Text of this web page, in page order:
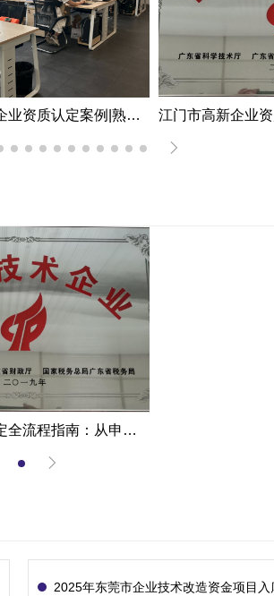
深圳市高新技术企业资质认定案例|熟练掌握国家高新企业资质认定
高新技术企业认定全流程指南：从申报到复审的成功经验分享